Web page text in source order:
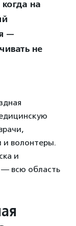
на
—
не
и волонтеры.
и
— всю область